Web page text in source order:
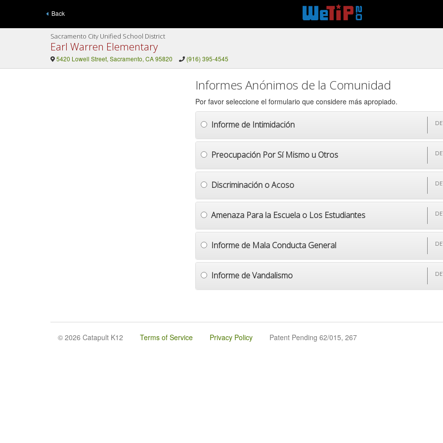
Back
Sacramento City Unified School District
Earl Warren Elementary
5420 Lowell Street, Sacramento, CA 95820 (916) 395-4545
Informes Anónimos de la Comunidad
Por favor seleccione el formulario que considere más apropiado.
Informe de Intimidación
Preocupación Por Sí Mismo u Otros
Discriminación o Acoso
Amenaza Para la Escuela o Los Estudiantes
Informe de Mala Conducta General
Informe de Vandalismo
© 2026 Catapult K12 Terms of Service Privacy Policy Patent Pending 62/015, 267